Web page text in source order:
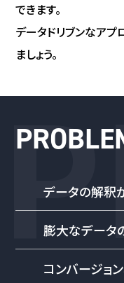
できます。
データドリブンなア
ましょう。
データの解釈
膨大なデータ
コンバージョ